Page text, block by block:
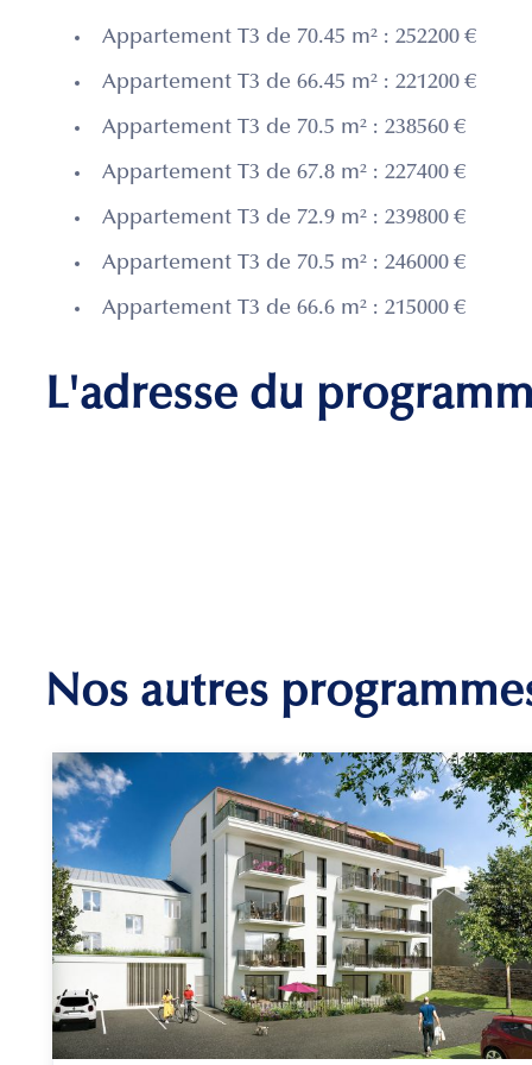
Appartement T3 de 70.45 m² : 252200 €
Appartement T3 de 66.45 m² : 221200 €
Appartement T3 de 70.5 m² : 238560 €
Appartement T3 de 67.8 m² : 227400 €
Appartement T3 de 72.9 m² : 239800 €
Appartement T3 de 70.5 m² : 246000 €
Appartement T3 de 66.6 m² : 215000 €
L'adresse du
Nos autres